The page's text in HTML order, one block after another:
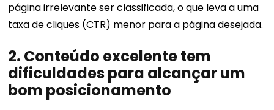
página irrelevante ser classificada, o que leva a uma
taxa de cliques (CTR) menor para a página desejada.
2. Conteúdo excelente tem
dificuldades para alcançar um
bom posicionamento